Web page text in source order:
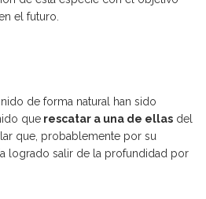
el futuro.
de forma natural han sido
que rescatar a una de ellas del
que, probablemente por su
logrado salir de la profundidad por